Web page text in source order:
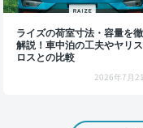
ライズの荷室寸法・容量を
解説！車中泊の工夫やヤリ
ロスとの比較
2026年7月